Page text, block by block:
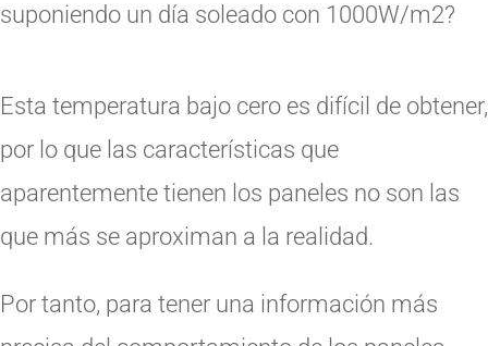
suponiendo un día soleado con 1000W/m2?
Esta temperatura bajo cero es difícil de obtener,
por lo que las características que
aparentemente tienen los paneles no son las
que más se aproximan a la realidad.
Por tanto, para tener una información más